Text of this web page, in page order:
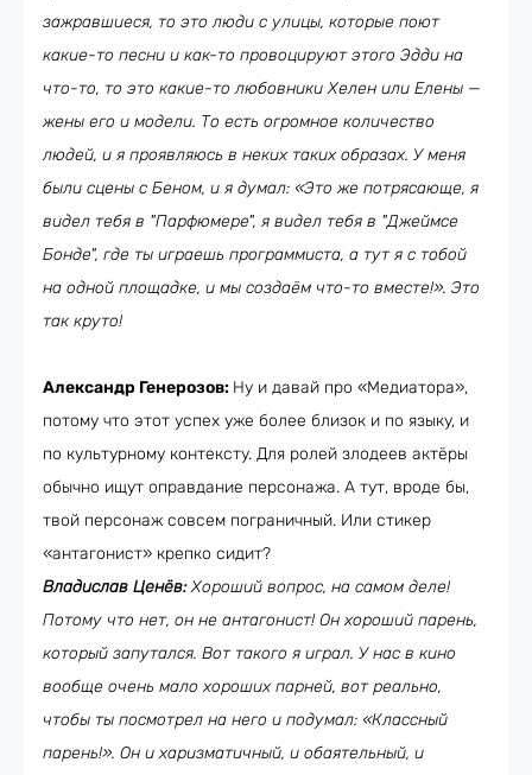
зажравшиеся, то это люди с улицы, которые поют
какие-то песни и как-то провоцируют этого Эдди на
что-то, то это какие-то любовники Хелен или Елены —
жены его и модели. То есть огромное количество
людей, и я проявляюсь в неких таких образах. У меня
были сцены с Беном, и я думал: «Это же потрясающе, я
видел тебя в "Парфюмере", я видел тебя в "Джеймсе
Бонде", где ты играешь программиста, а тут я с тобой
на одной площадке, и мы создаём что-то вместе!». Это
так круто!
Александр Генерозов: Ну и давай про «Медиатора»,
потому что этот успех уже более близок и по языку, и
по культурному контексту. Для ролей злодеев актёры
обычно ищут оправдание персонажа. А тут, вроде бы,
твой персонаж совсем пограничный. Или стикер
«антагонист» крепко сидит?
Владислав Ценёв:Хороший вопрос, на самом деле!
Потому что нет, он не антагонист! Он хороший парень,
который запутался. Вот такого я играл. У нас в кино
вообще очень мало хороших парней, вот реально,
чтобы ты посмотрел на него и подумал: «Классный
парень!». Он и харизматичный, и обаятельный, и